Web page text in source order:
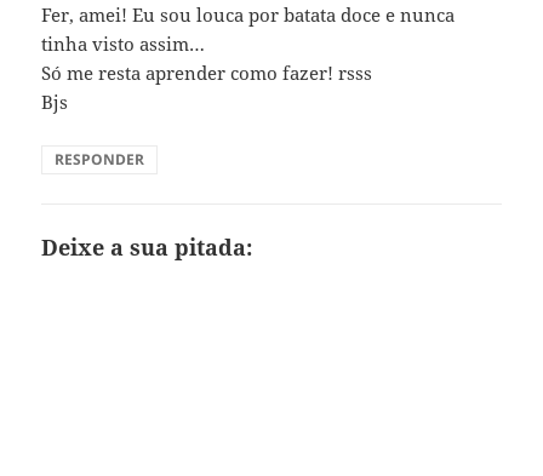
Fer, amei! Eu sou louca por batata doce e nunca
tinha visto assim…
Só me resta aprender como fazer! rsss
Bjs
RESPONDER
Deixe a sua pitada: